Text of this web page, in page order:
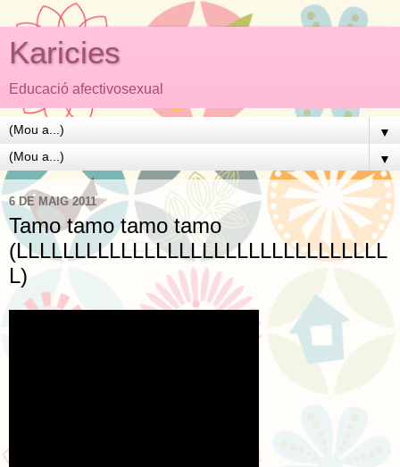
Karicies
Educació afectivosexual
▼
▼
6 DE MAIG 2011
Tamo tamo tamo tamo
(LLLLLLLLLLLLLLLLLLLLLLLLLLLLLLLL
L)